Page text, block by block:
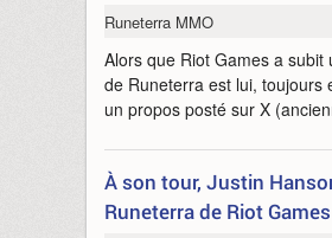
Runeterra MMO
Alors que Riot Games a
de Runeterra est lui, toujours
un propos posté sur X
À son tour, Justin
Runeterra de Riot Games